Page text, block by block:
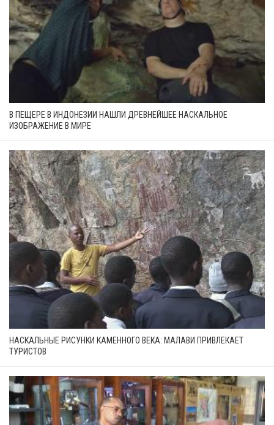
В ПЕЩЕРЕ В ИНДОНЕЗИИ НАШЛИ ДРЕВНЕЙШЕЕ НАСКАЛЬНОЕ
ИЗОБРАЖЕНИЕ В МИРЕ
НАСКАЛЬНЫЕ РИСУНКИ КАМЕННОГО ВЕКА: МАЛАВИ ПРИВЛЕКАЕТ
ТУРИСТОВ